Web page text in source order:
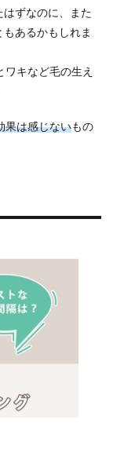
ずなのに、また
あるかもしれま
ワキなど毛の生え
果は感じないもの